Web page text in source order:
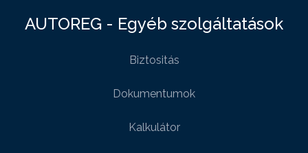
AUTOREG - Egyéb szolgáltatások
Biztositás
Dokumentumok
Kalkulátor